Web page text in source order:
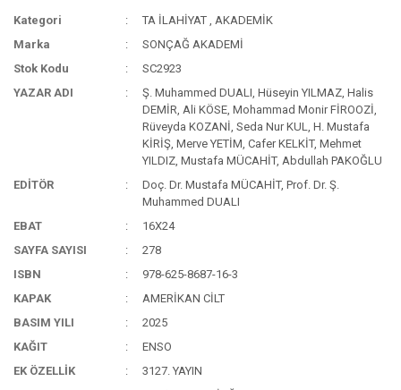
Kategori TA İLAHİYAT ,AKADEMİK
Marka
SONÇAĞ AKADEMİ
Stok Kodu
SC2923
YAZAR ADI
Ş. Muhammed DUALI, Hüseyin YILMAZ, Halis
DEMİR, Ali KÖSE, Mohammad Monir FİROOZİ,
Rüveyda KOZANİ, Seda Nur KUL, H. Mustafa
KİRİŞ, Merve YETİM, Cafer KELKİT, Mehmet
YILDIZ, Mustafa MÜCAHİT, Abdullah PAKOĞLU
EDİTÖR
Doç. Dr. Mustafa MÜCAHİT, Prof. Dr. Ş.
Muhammed DUALI
EBAT
16X24
SAYFA SAYISI
278
ISBN
978-625-8687-16-3
KAPAK
AMERİKAN CİLT
BASIM YILI
2025
KAĞIT
ENSO
EK ÖZELLİK
3127. YAYIN